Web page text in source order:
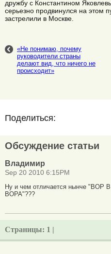
дружбу с Константином
серьезно продвинулся на этом
застрелили в Москве.
«Не понимаю, почему
руководители страны
делают вид, что ничего не
происходит»
Поделиться:
Обсуждение статьи
Владимир
Sep 20 2010 6:15PM
Ну и чем отличается нынче
ВОРА"???
Страницы: 1 |